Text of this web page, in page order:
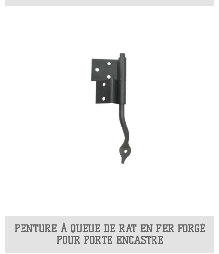
PENTURE À QUEUE DE RAT EN FER FORGÉ
POUR PORTE ENCASTRÉ